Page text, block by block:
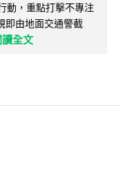
動，重點打擊不專注
即由地面交通警截
讀全文